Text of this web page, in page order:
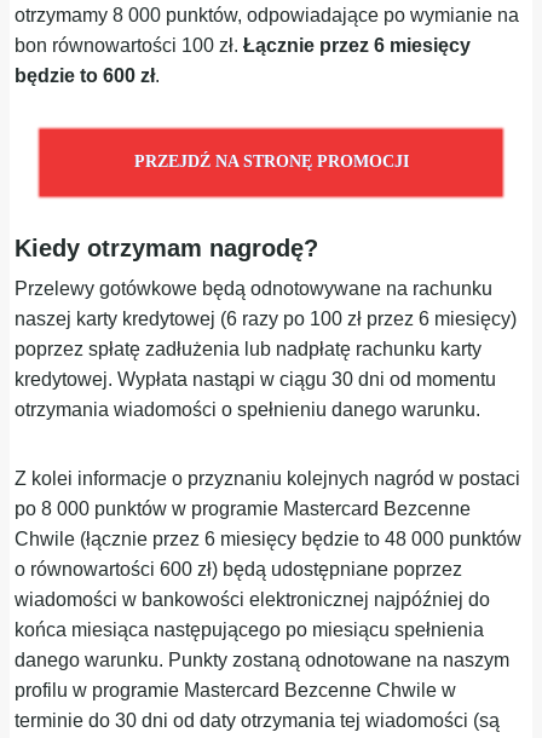
otrzymamy 8 000 punktów, odpowiadające po wymianie na
bon równowartości 100 zł.Łącznie przez 6 miesięcy
będzie to 600 zł.
PRZEJDŹ NA STRONĘ PROMOCJI
Kiedy otrzymam nagrodę?
Przelewy gotówkowe będą odnotowywane na rachunku
naszej karty kredytowej (6 razy po 100 zł przez 6 miesięcy)
poprzez spłatę zadłużenia lub nadpłatę rachunku karty
kredytowej. Wypłata nastąpi w ciągu 30 dni od momentu
otrzymania wiadomości o spełnieniu danego warunku.
Z kolei informacje o przyznaniu kolejnych nagród w postaci
po 8 000 punktów w programie Mastercard Bezcenne
Chwile (łącznie przez 6 miesięcy będzie to 48 000 punktów
o równowartości 600 zł) będą udostępniane poprzez
wiadomości w bankowości elektronicznej najpóźniej do
końca miesiąca następującego po miesiącu spełnienia
danego warunku. Punkty zostaną odnotowane na naszym
profilu w programie Mastercard Bezcenne Chwile w
terminie do 30 dni od daty otrzymania tej wiadomości (są